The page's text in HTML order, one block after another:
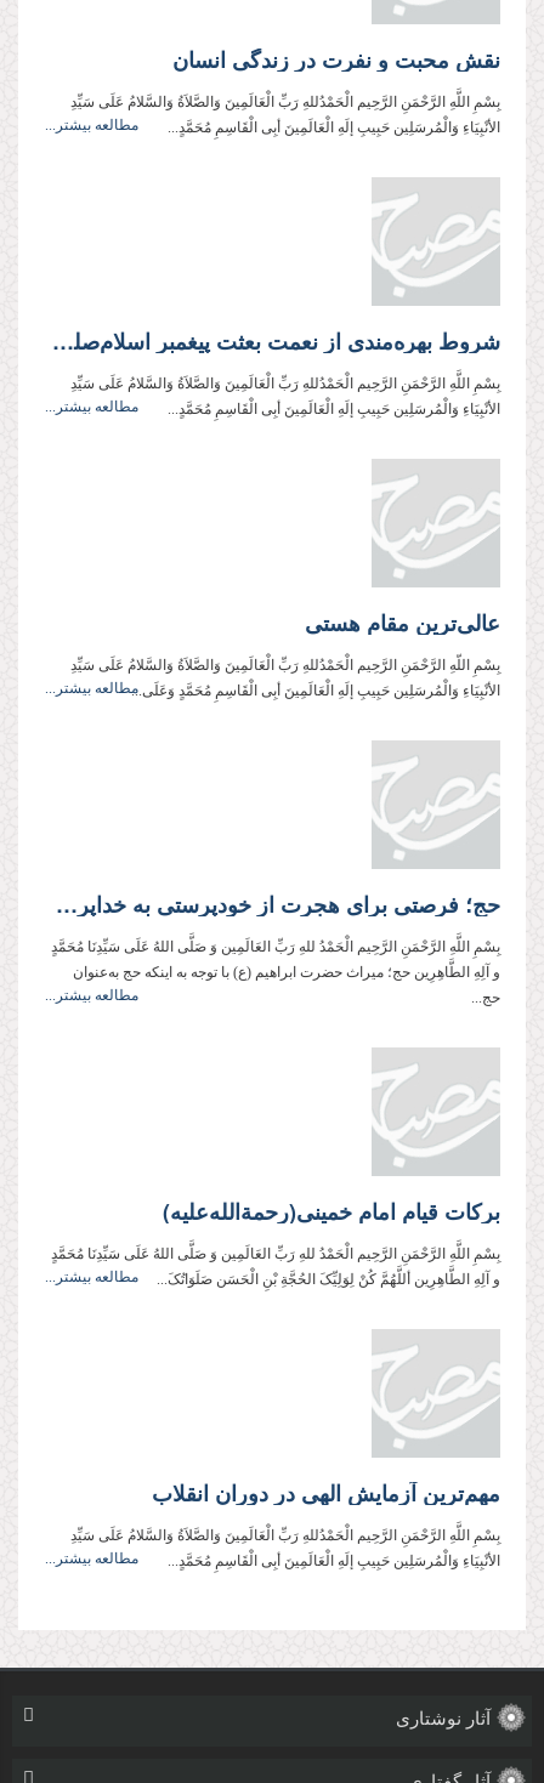
نقش محبت و نفرت در زندگی انسان
بِسْمِ اللَّهِ الرَّحْمَنِ الرَّحِيم الْحَمْدُللهِ رَبِّ الْعَالَمِینَ وَالصَّلاَةُ وَالسَّلامُ عَلَی سَیِّدِ
الأنْبِیَاءِ وَالْمُرسَلِین حَبِیبِ إلَهِ الْعَالَمِینَ أبِی الْقَاسِمِ مُحَمَّدٍ...
مطالعه بیشتر...
شروط بهره‌مندی از نعمت بعثت پیغمبر اسلام‌صلی‌‌الله‌‌علیه‌‌و‌آله
بِسْمِ اللَّهِ الرَّحْمَنِ الرَّحِيم الْحَمْدُللهِ رَبِّ الْعَالَمِینَ وَالصَّلاَةُ وَالسَّلامُ عَلَی سَیِّدِ
الأنْبِیَاءِ وَالْمُرسَلِین حَبِیبِ إلَهِ الْعَالَمِینَ أبِی الْقَاسِمِ مُحَمَّدٍ...
مطالعه بیشتر...
عالی‏‏‌ترین مقام هستی
بِسْمِ اللّهِ الرَّحْمَنِ الرَّحِیم الْحَمْدُللهِ رَبِّ الْعَالَمِینَ وَالصَّلاَةُ وَالسَّلامُ عَلَی سَیِّدِ
الأنْبِیَاءِ وَالْمُرسَلِین حَبِیبِ إلَهِ الْعَالَمِینَ أبِی الْقَاسِمِ مُحَمَّدٍ وَعَلَی...مطالعه بیشتر...
حج؛ فرصتی برای هجرت از خودپرستی به خداپرستی
بِسْمِ اللَّهِ الرَّحْمَنِ الرَّحِیم الْحَمْدُ للهِ رَبِّ العَالَمِین وَ صَلَّی اللهُ عَلَی سَیِّدِنَا مُحَمَّدٍ
و آلِهِ الطَّاهِرِین حج؛ میراث حضرت ابراهیم (ع) با توجه به اینكه حج به‌عنوان
حج...
مطالعه بیشتر...
برکات قیام امام خمینی(رحمةالله‌علیه)
بِسْمِ اللَّهِ الرَّحْمَنِ الرَّحِيم الْحَمْدُ للهِ رَبِّ العَالَمِین وَ صَلَّی اللهُ عَلَی سَیِّدِنَا مُحَمَّدٍ
و آلِهِ الطَّاهِرِین أللَّهُمَّ کُنْ لِوَلِیِّکَ الحُجَّةِ بْنِ الْحَسَن صَلَوَاتُکَ...
مطالعه بیشتر...
مهم‌ترین آزمایش الهی در دوران انقلاب
بِسْمِ اللَّهِ الرَّحْمَنِ الرَّحِیم الْحَمْدُللهِ رَبِّ الْعَالَمِینَ وَالصَّلاَةُ وَالسَّلامُ عَلَی سَیِّدِ
الأنْبِیَاءِ وَالْمُرسَلِین حَبِیبِ إلَهِ الْعَالَمِینَ أبِی الْقَاسِمِ مُحَمَّدٍ...
مطالعه بیشتر...
آثار نوشتاری